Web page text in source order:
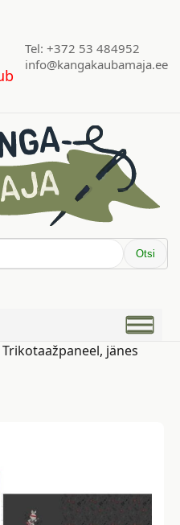
Tel: +372 53 484952
info@kangakaubamaja.ee
Otsi
jänes